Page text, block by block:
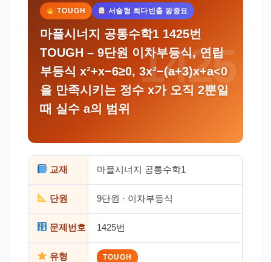
TOUGH 서술형 최다빈출 왕중요
마플시너지 공통수학1 1425번
TOUGH – 9단원 이차부등식, 연립
부등식 x²+x−6≥0, 3x²−(a+3)x+a<0
을 만족시키는 정수 x가 오직 2뿐일
때 실수 a의 범위
교재 마플시너지 공통수학1
단원 9단원 · 이차부등식
문제번호 1425번
유형 TOUGH